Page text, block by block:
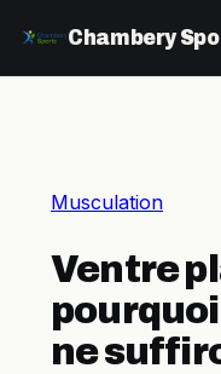
Chambery
Musculation
Ventre
ne